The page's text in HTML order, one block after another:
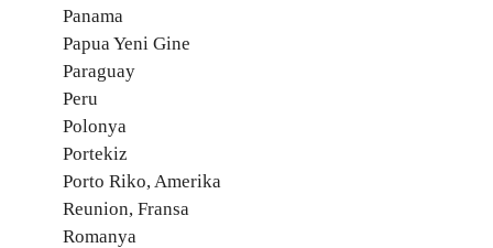
Panama
Papua Yeni Gine
Paraguay
Peru
Polonya
Portekiz
Porto Riko, Amerika
Reunion, Fransa
Romanya